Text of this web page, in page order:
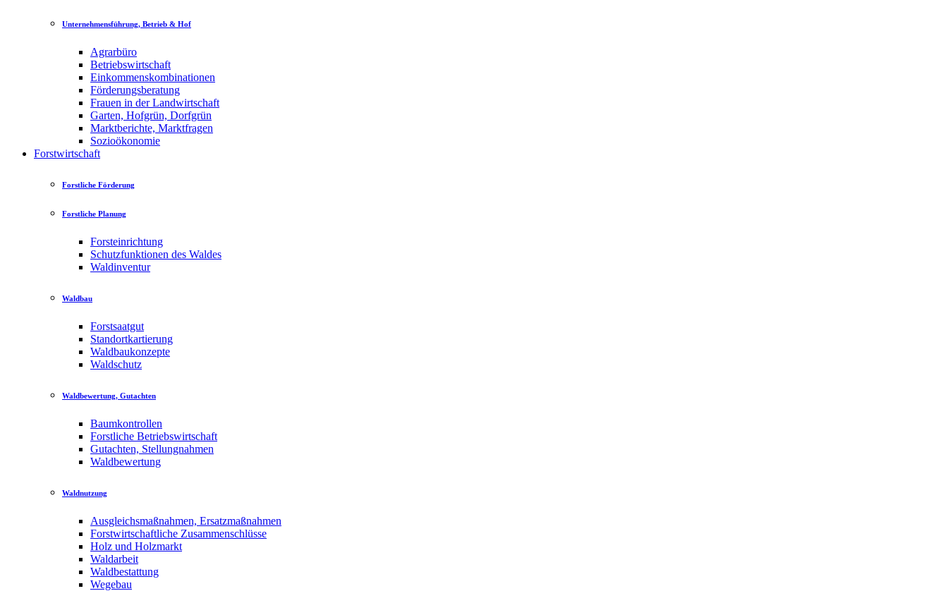
Unternehmensführung, Betrieb & Hof
Agrarbüro
Betriebswirtschaft
Einkommenskombinationen
Förderungsberatung
Frauen in der Landwirtschaft
Garten, Hofgrün, Dorfgrün
Marktberichte, Marktfragen
Sozioökonomie
Forstwirtschaft
Forstliche Förderung
Forstliche Planung
Forsteinrichtung
Schutzfunktionen des Waldes
Waldinventur
Waldbau
Forstsaatgut
Standortkartierung
Waldbaukonzepte
Waldschutz
Waldbewertung, Gutachten
Baumkontrollen
Forstliche Betriebswirtschaft
Gutachten, Stellungnahmen
Waldbewertung
Waldnutzung
Ausgleichsmaßnahmen, Ersatzmaßnahmen
Forstwirtschaftliche Zusammenschlüsse
Holz und Holzmarkt
Waldarbeit
Waldbestattung
Wegebau